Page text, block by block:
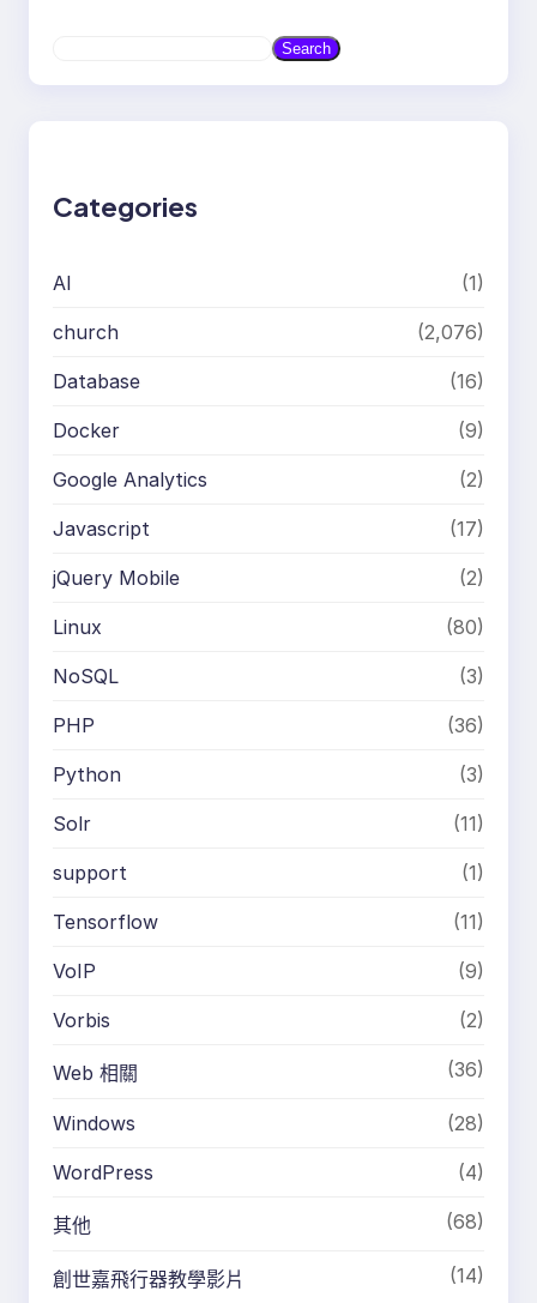
Search
Categories
AI (1)
church (2,076)
Database (16)
Docker (9)
Google Analytics (2)
Javascript (17)
jQuery Mobile (2)
Linux (80)
NoSQL (3)
PHP (36)
Python (3)
Solr (11)
support (1)
Tensorflow (11)
VoIP (9)
Vorbis (2)
Web 相關 (36)
Windows (28)
WordPress (4)
其他 (68)
創世嘉飛行器教學影片 (14)